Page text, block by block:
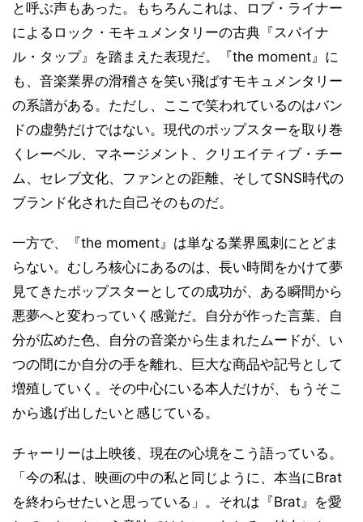
と呼ぶ声もあった。もちろんこれは、ロブ・ライナー
によるロック・モキュメンタリーの古典『スパイナ
ル・タップ』を踏まえた表現だ。『the moment』に
も、音楽業界の滑稽さを笑い飛ばすモキュメンタリー
の系譜がある。ただし、ここで笑われているのはバン
ドの虚勢だけではない。現代のポップスターを取り巻
くレーベル、マネージメント、クリエイティブ・チー
ム、セレブ文化、ファンとの距離、そしてSNS時代の
ブランド化された自己そのものだ。
一方で、『the moment』は単なる業界風刺にとどま
らない。むしろ核心にあるのは、長い時間をかけて夢
見てきたポップスターとしての成功が、ある瞬間から
悪夢へと変わっていく感覚だ。自分が作った言葉、自
分が広めた色、自分の音楽から生まれたムードが、い
つの間にか自分の手を離れ、巨大な商品や記号として
増殖していく。その中心にいる本人だけが、もうそこ
から逃げ出したいと感じている。
チャーリーは上映後、現在の心境をこう語っている。
「今の私は、映画の中の私と同じように、本当にBrat
を終わらせたいと思っている」。それは『Brat』を愛